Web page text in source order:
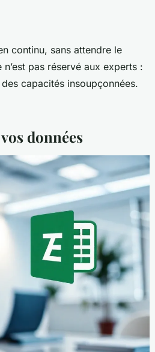
continu, sans attendre le
pas réservé aux experts :
capacités insoupçonnées.
données